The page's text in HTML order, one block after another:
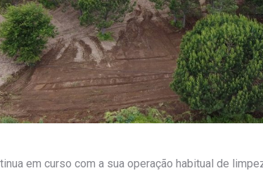
em curso com a sua operação habitual de